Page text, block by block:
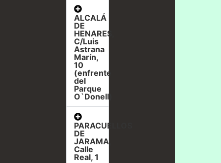
ALCALÁ
DE
HENARES,
C/Luis
Astrana
Marín,
10
(enfrente
del
Parque
O`Donell)
PARACUELLOS
DE
JARAMA,
Calle
Real, 1